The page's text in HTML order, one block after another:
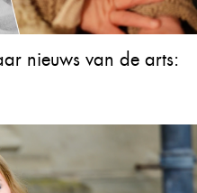
nieuws van de arts: